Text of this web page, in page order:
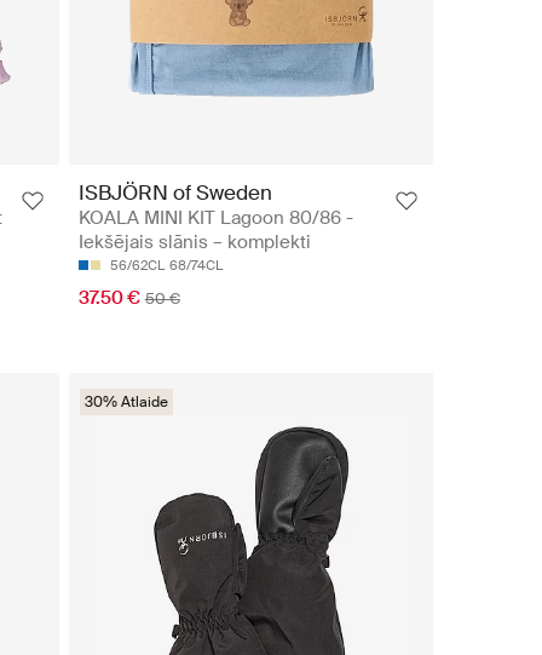
ISBJÖRN of Sweden
KOALA MINI KIT Lagoon 80/86 -
Iekšējais slānis – komplekti
56/62CL 68/74CL
37.50 € 50 €
30% Atlaide